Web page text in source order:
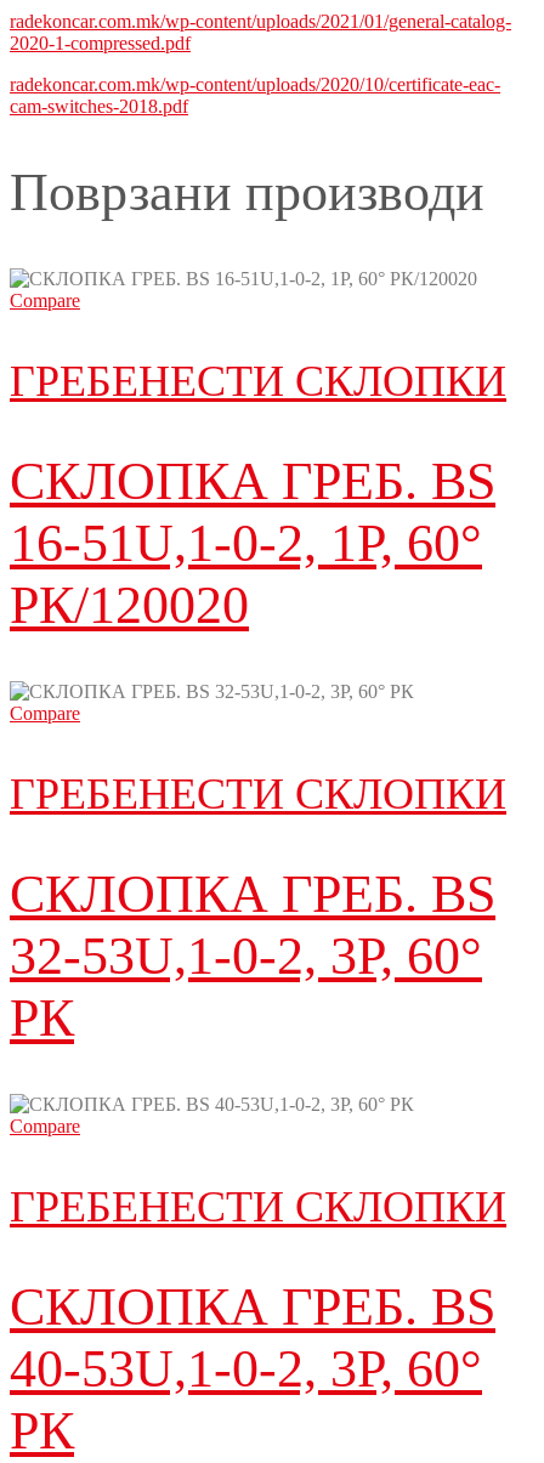
radekoncar.com.mk/wp-content/uploads/2021/01/general-catalog-
2020-1-compressed.pdf
radekoncar.com.mk/wp-content/uploads/2020/10/certificate-eac-
cam-switches-2018.pdf
Поврзани производи
Compare
ГРЕБЕНЕСТИ СКЛОПКИ
СКЛОПКА ГРЕБ. BS
16-51U,1-0-2, 1P, 60°
РК/120020
Compare
ГРЕБЕНЕСТИ СКЛОПКИ
СКЛОПКА ГРЕБ. BS
32-53U,1-0-2, 3P, 60°
РК
Compare
ГРЕБЕНЕСТИ СКЛОПКИ
СКЛОПКА ГРЕБ. BS
40-53U,1-0-2, 3P, 60°
РК